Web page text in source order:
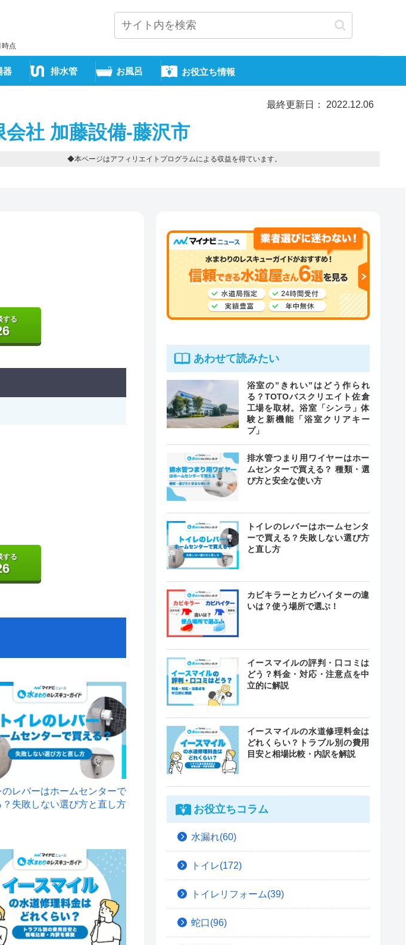
点
器 排水管 お風呂 お役立ち情報
最終更新日： 2022.12.06
会社 加藤設備-藤沢市
◆本ページはアフィリエイトプログラムによる収益を得ています。
する
する
のレバーはホームセンターで
？失敗しない選び方と直し方
あわせて読みたい
浴室の”きれい”はどう作られ
る？TOTOバスクリエイト佐倉
工場を取材。浴室「シンラ」体
験と新機能「浴室クリアキー
プ」
排水管つまり用ワイヤーはホー
ムセンターで買える？ 種類・選
び方と安全な使い方
トイレのレバーはホームセンタ
ーで買える？失敗しない選び方
と直し方
カビキラーとカビハイターの違
いは？使う場所で選ぶ！
イースマイルの評判・口コミは
どう？料金・対応・注意点を中
立的に解説
イースマイルの水道修理料金は
どれくらい？トラブル別の費用
目安と相場比較・内訳を解説
お役立ちコラム
水漏れ(60)
トイレ(172)
トイレリフォーム(39)
蛇口(96)